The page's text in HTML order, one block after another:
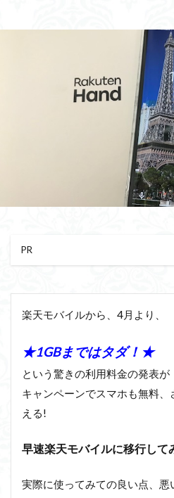
PR
楽天モバイルから、4月より、
★1GBまではタダ！★
という驚きの利用料金の発表が
キャンペーンでスマホも無料
える!
早速楽天モバイルに移行して
実際に使ってみての良い点、悪